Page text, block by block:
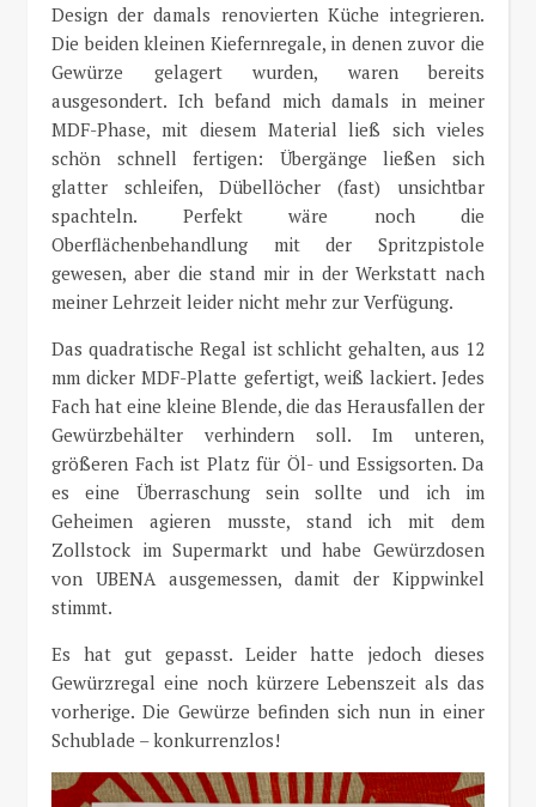
Design der damals renovierten Küche integrieren.
Die beiden kleinen Kiefernregale, in denen zuvor die
Gewürze gelagert wurden, waren bereits
ausgesondert. Ich befand mich damals in meiner
MDF-Phase, mit diesem Material ließ sich vieles
schön schnell fertigen: Übergänge ließen sich
glatter schleifen, Dübellöcher (fast) unsichtbar
spachteln. Perfekt wäre noch die
Oberflächenbehandlung mit der Spritzpistole
gewesen, aber die stand mir in der Werkstatt nach
meiner Lehrzeit leider nicht mehr zur Verfügung.
Das quadratische Regal ist schlicht gehalten, aus 12
mm dicker MDF-Platte gefertigt, weiß lackiert. Jedes
Fach hat eine kleine Blende, die das Herausfallen der
Gewürzbehälter verhindern soll. Im unteren,
größeren Fach ist Platz für Öl- und Essigsorten. Da
es eine Überraschung sein sollte und ich im
Geheimen agieren musste, stand ich mit dem
Zollstock im Supermarkt und habe Gewürzdosen
von UBENA ausgemessen, damit der Kippwinkel
stimmt.
Es hat gut gepasst. Leider hatte jedoch dieses
Gewürzregal eine noch kürzere Lebenszeit als das
vorherige. Die Gewürze befinden sich nun in einer
Schublade – konkurrenzlos!